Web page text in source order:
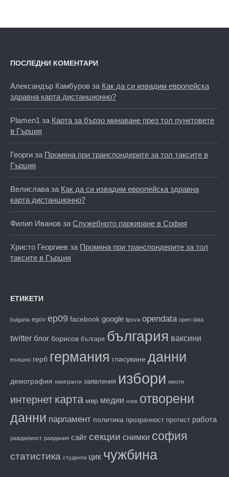
ПОСЛЕДНИ КОМЕНТАРИ
Александър Камбуров за Как да си извадим европейска
здравна карта дистанционно?
Plamen1 за Карта за бързо минаване през тол пунктовете
в Гърция
Георги за Промяна при транспондерите за тол таксите в
Гърция
Велислава за Как да си извадим европейска здравна
карта дистанционно?
Филип Иванов за Служебното паркиране в София
Христо Георгиев за Промяна при транспондерите за тол
таксите в Гърция
ЕТИКЕТИ
bulgaria egov ep09 facebook google lipsva opendata open data
twitter блог борисов българи българия ваксини
външно герб германия гласуване данни
демография емигранти заявления избори имоти
интернет карта мвр медии нзок отворени
данни парламент политика прозрачност протест работа
раждаемост раждания сайт секции снимки софия
статистика студенти цик чужбина